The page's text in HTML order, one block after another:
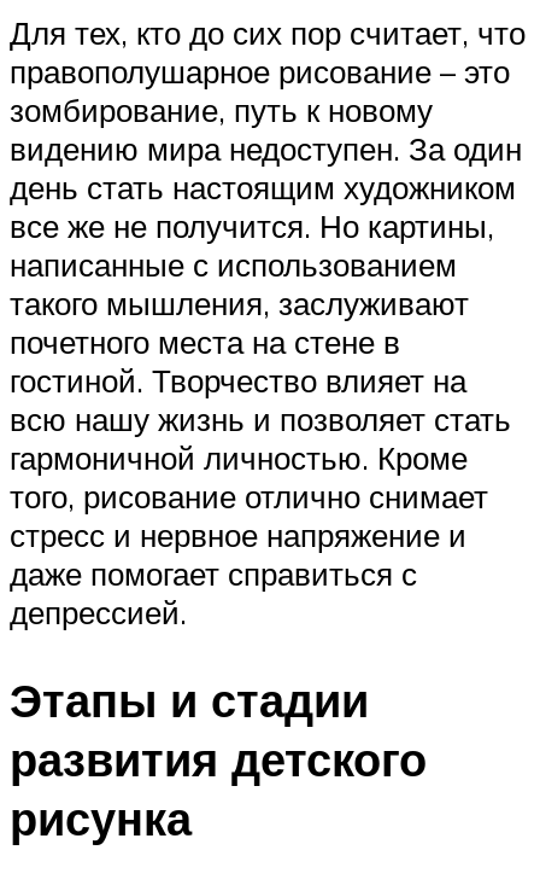
Для тех, кто до сих пор считает, что
правополушарное рисование – это
зомбирование, путь к новому
видению мира недоступен. За один
день стать настоящим художником
все же не получится. Но картины,
написанные с использованием
такого мышления, заслуживают
почетного места на стене в
гостиной. Творчество влияет на
всю нашу жизнь и позволяет стать
гармоничной личностью. Кроме
того, рисование отлично снимает
стресс и нервное напряжение и
даже помогает справиться с
депрессией.
Этапы и стадии
развития детского
рисунка